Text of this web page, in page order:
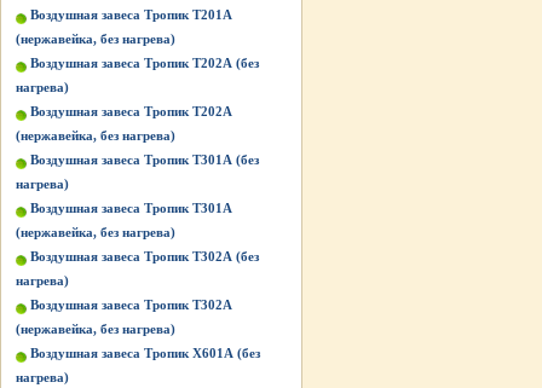
Воздушная завеса Тропик Т201А
(нержавейка, без нагрева)
Воздушная завеса Тропик Т202А (без
нагрева)
Воздушная завеса Тропик Т202А
(нержавейка, без нагрева)
Воздушная завеса Тропик Т301А (без
нагрева)
Воздушная завеса Тропик Т301А
(нержавейка, без нагрева)
Воздушная завеса Тропик Т302А (без
нагрева)
Воздушная завеса Тропик Т302А
(нержавейка, без нагрева)
Воздушная завеса Тропик Х601А (без
нагрева)